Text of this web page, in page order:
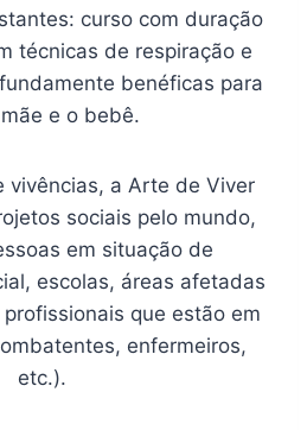
curso com duração
técnicas de respiração e
benéficas para
e o bebê.
vivências, a Arte de Viver
sociais pelo mundo,
em situação de
escolas, áreas afetadas
que estão em
enfermeiros,
etc.).